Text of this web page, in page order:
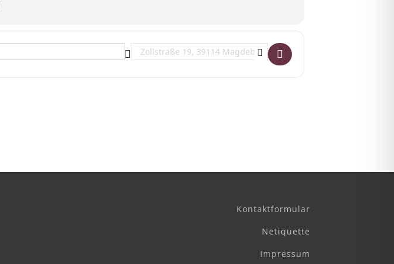
Destination Address - Sommertheater: Die Wette []
Kontaktformular
Netiquette
Impressum